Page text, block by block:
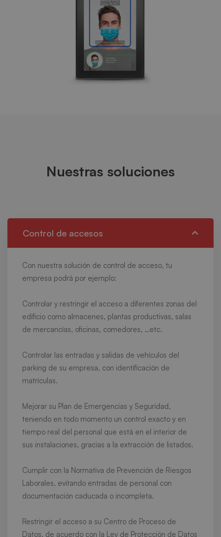
Nuestras soluciones
Control de accesos
Con nuestra solución de control de acceso, tu
empresa podrá por ejemplo:
Controlar y restringir el acceso a diferentes zonas del
edificio como almacenes, plantas productivas, salas
de mercancías, oficinas, comedores, …etc.
Controlar las entradas y salidas de vehículos del
parking de su empresa, con identificación de
matrículas.
Mejorar su Plan de Emergencias y Seguridad,
teniendo en todo momento un control exacto y en
tiempo real del personal que está en el interior de
sus instalaciones, gracias a la extracción de listados.
Cumplir con la Normativa de Prevención de Riesgos
Laborales, evitando entradas de personal con
documentación caducada o incompleta.
Restringir el acceso a su Centro de Proceso de
Datos, de acuerdo con la Ley de Protección de Datos